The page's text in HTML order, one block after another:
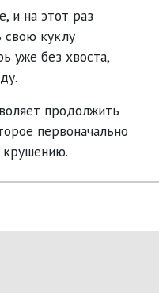
и на этот раз
свою куклу
уже без хвоста,
продолжить
первоначально
крушению.